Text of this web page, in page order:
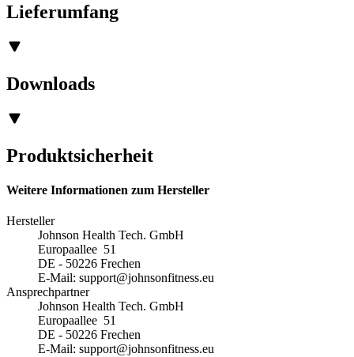
Lieferumfang
Downloads
Produktsicherheit
Weitere Informationen zum Hersteller
Hersteller
Johnson Health Tech. GmbH
Europaallee 51
DE - 50226 Frechen
E-Mail: support@johnsonfitness.eu
Ansprechpartner
Johnson Health Tech. GmbH
Europaallee 51
DE - 50226 Frechen
E-Mail: support@johnsonfitness.eu